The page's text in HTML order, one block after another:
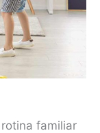
familiar